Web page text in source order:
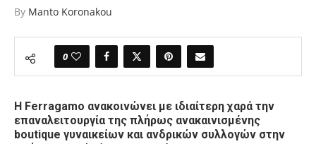
By Manto Koronakou
0
Η Ferragamo ανακοινώνει με ιδιαίτερη χαρά την
επαναλειτουργία της πλήρως ανακαινισμένης
boutique γυναικείων και ανδρικών συλλογών στην